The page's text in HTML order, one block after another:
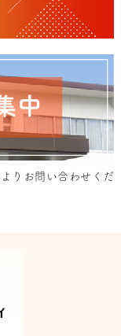
よりお問い合わせくだ